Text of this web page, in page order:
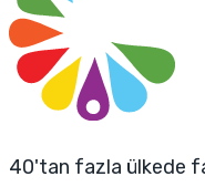
40'tan fazla ülkede